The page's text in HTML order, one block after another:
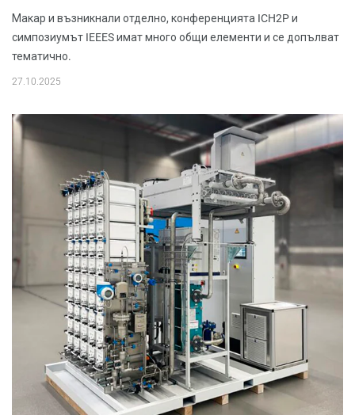
Макар и възникнали отделно, конференцията ICH2P и
симпозиумът IEEES имат много общи елементи и се допълват
тематично.
27.10.2025